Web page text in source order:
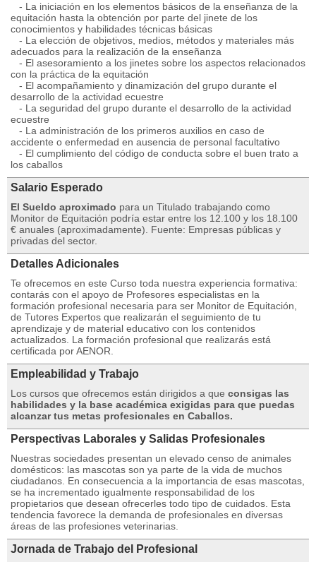
- La iniciación en los elementos básicos de la enseñanza de la
equitación hasta la obtención por parte del jinete de los
conocimientos y habilidades técnicas básicas
- La elección de objetivos, medios, métodos y materiales más
adecuados para la realización de la enseñanza
- El asesoramiento a los jinetes sobre los aspectos relacionados
con la práctica de la equitación
- El acompañamiento y dinamización del grupo durante el
desarrollo de la actividad ecuestre
- La seguridad del grupo durante el desarrollo de la actividad
ecuestre
- La administración de los primeros auxilios en caso de
accidente o enfermedad en ausencia de personal facultativo
- El cumplimiento del código de conducta sobre el buen trato a
los caballos
Salario Esperado
El Sueldo aproximado para un Titulado trabajando como
Monitor de Equitación podría estar entre los 12.100 y los 18.100
€ anuales (aproximadamente). Fuente: Empresas públicas y
privadas del sector.
Detalles Adicionales
Te ofrecemos en este Curso toda nuestra experiencia formativa:
contarás con el apoyo de Profesores especialistas en la
formación profesional necesaria para ser Monitor de Equitación,
de Tutores Expertos que realizarán el seguimiento de tu
aprendizaje y de material educativo con los contenidos
actualizados. La formación profesional que realizarás está
certificada por AENOR.
Empleabilidad y Trabajo
Los cursos que ofrecemos están dirigidos a que consigas las
habilidades y la base académica exigidas para que puedas
alcanzar tus metas profesionales en Caballos.
Perspectivas Laborales y Salidas Profesionales
Nuestras sociedades presentan un elevado censo de animales
domésticos: las mascotas son ya parte de la vida de muchos
ciudadanos. En consecuencia a la importancia de esas mascotas,
se ha incrementado igualmente responsabilidad de los
propietarios que desean ofrecerles todo tipo de cuidados. Esta
tendencia favorece la demanda de profesionales en diversas
áreas de las profesiones veterinarias.
Jornada de Trabajo del Profesional